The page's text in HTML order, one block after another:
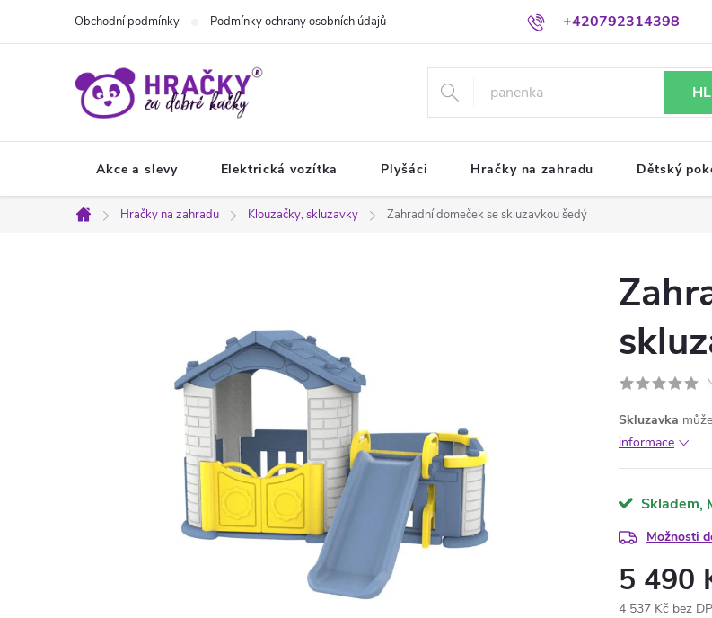
+420792314398
Obchodní podmínky Podmínky ochrany osobních údajů
Akce a slevy Elektrická vozítka Plyšáci Hračky na zahradu Dětský
Domů
Hračky na zahradu Klouzačky, skluzavky Zahradní domeček se skluzavkou šedý
Skluzavka
informace
Skladem
Možnosti
5 490
4 537 Kč bez